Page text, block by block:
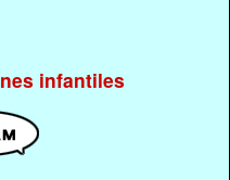
infantiles